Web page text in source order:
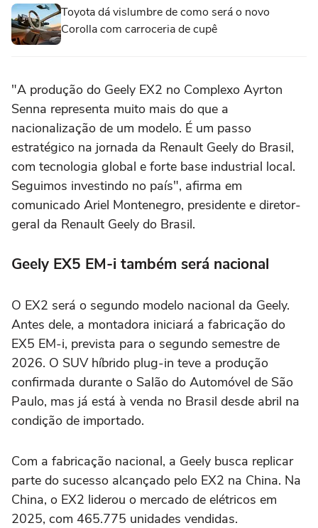
Toyota dá vislumbre de como será o novo
Corolla com carroceria de cupê
"A produção do Geely EX2 no Complexo Ayrton
Senna representa muito mais do que a
nacionalização de um modelo. É um passo
estratégico na jornada da Renault Geely do Brasil,
com tecnologia global e forte base industrial local.
Seguimos investindo no país", afirma em
comunicado Ariel Montenegro, presidente e diretor-
geral da Renault Geely do Brasil.
Geely EX5 EM-i também será nacional
O EX2 será o segundo modelo nacional da Geely.
Antes dele, a montadora iniciará a fabricação do
EX5 EM-i, prevista para o segundo semestre de
2026. O SUV híbrido plug-in teve a produção
confirmada durante o Salão do Automóvel de São
Paulo, mas já está à venda no Brasil desde abril na
condição de importado.
Com a fabricação nacional, a Geely busca replicar
parte do sucesso alcançado pelo EX2 na China. Na
China, o EX2 liderou o mercado de elétricos em
2025, com 465.775 unidades vendidas.